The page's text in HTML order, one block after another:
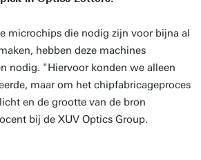
microchips die nodig zijn voor bijna al
hebben deze machines
nodig. "Hiervoor konden we alleen
maar om het chipfabricageproces
en de grootte van de bron
bij de XUV Optics Group.